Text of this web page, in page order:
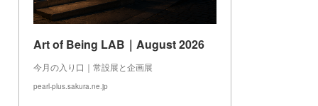
Art of Being LAB｜August 2026
今月の入り口｜常設展と企画展
pearl-plus.sakura.ne.jp